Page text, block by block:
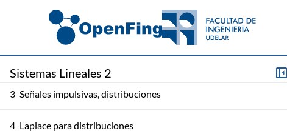
Sistemas Lineales 2
3 Señales impulsivas, distribuciones
4 Laplace para distribuciones